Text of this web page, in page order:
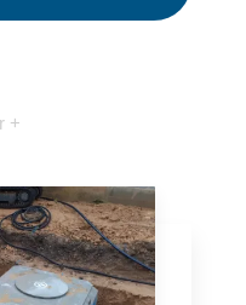
+